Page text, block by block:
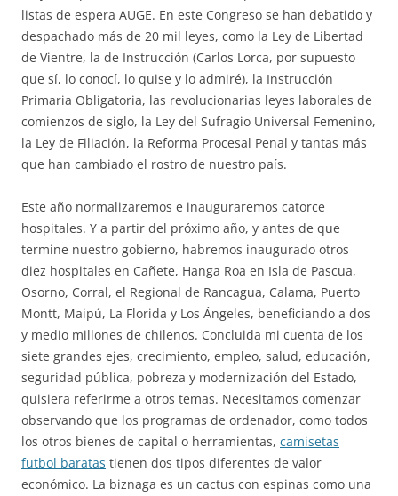
listas de espera AUGE. En este Congreso se han debatido y
despachado más de 20 mil leyes, como la Ley de Libertad
de Vientre, la de Instrucción (Carlos Lorca, por supuesto
que sí, lo conocí, lo quise y lo admiré), la Instrucción
Primaria Obligatoria, las revolucionarias leyes laborales de
comienzos de siglo, la Ley del Sufragio Universal Femenino,
la Ley de Filiación, la Reforma Procesal Penal y tantas más
que han cambiado el rostro de nuestro país.
Este año normalizaremos e inauguraremos catorce
hospitales. Y a partir del próximo año, y antes de que
termine nuestro gobierno, habremos inaugurado otros
diez hospitales en Cañete, Hanga Roa en Isla de Pascua,
Osorno, Corral, el Regional de Rancagua, Calama, Puerto
Montt, Maipú, La Florida y Los Ángeles, beneficiando a dos
y medio millones de chilenos. Concluida mi cuenta de los
siete grandes ejes, crecimiento, empleo, salud, educación,
seguridad pública, pobreza y modernización del Estado,
quisiera referirme a otros temas. Necesitamos comenzar
observando que los programas de ordenador, como todos
los otros bienes de capital o herramientas, camisetas
futbol baratas tienen dos tipos diferentes de valor
económico. La biznaga es un cactus con espinas como una